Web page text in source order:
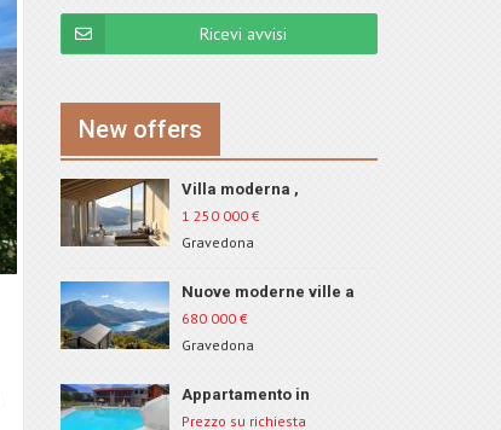
Ricevi avvisi
New offers
Villa moderna ,
Gravedona, ID 1671
1 250 000 €
Gravedona
Nuove moderne ville a
Gravedona, Lago di
680 000 €
Gravedona
Appartamento in
residence con piscina,
Prezzo su richiesta